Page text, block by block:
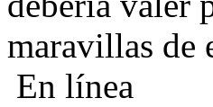
maravillas de
En línea